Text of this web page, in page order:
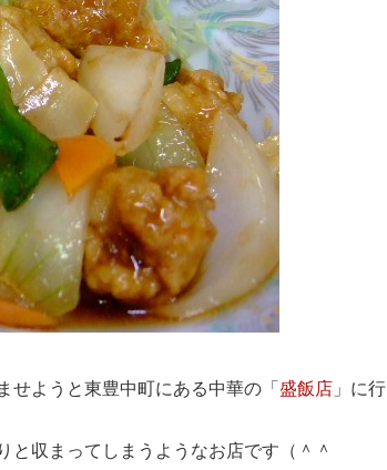
ようと東豊中町にある中華の「 盛飯店 」に行
と収まってしまうようなお店です（＾＾